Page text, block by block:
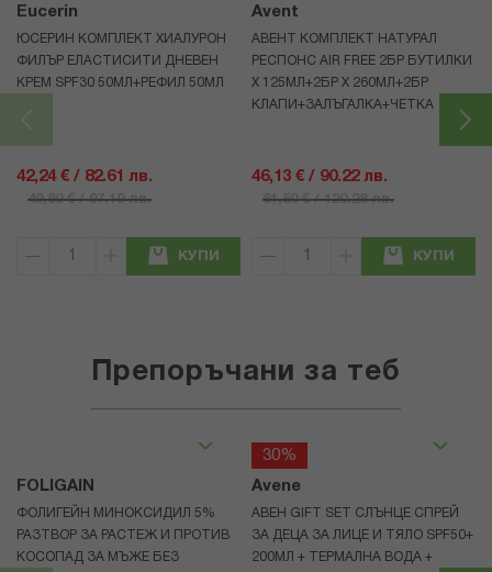
Eucerin
ЮСЕРИН КОМПЛЕКТ ХИАЛУРОН
ФИЛЪР ЕЛАСТИСИТИ ДНЕВЕН
КРЕМ SPF30 50МЛ+РЕФИЛ 50МЛ
42,24 € / 82.61 лв.
49,69 € / 97.19 лв.
КУПИ
Avent
АВЕНТ КОМПЛЕКТ НАТУРАЛ
РЕСПОНС AIR FREE 2БР БУТИЛКИ
Х 125МЛ+2БР Х 260МЛ+2БР
КЛАПИ+ЗАЛЪГАЛКА+ЧЕТКА
46,13 € / 90.22 лв.
61,50 € / 120.28 лв.
КУПИ
Препоръчани за теб
FOLIGAIN
ФОЛИГЕЙН МИНОКСИДИЛ 5%
РАЗТВОР ЗА РАСТЕЖ И ПРОТИВ
КОСОПАД ЗА МЪЖЕ БЕЗ
30%
Avene
АВЕН GIFT SET СЛЪНЦЕ СПРЕЙ
ЗА ДЕЦА ЗА ЛИЦЕ И ТЯЛО SPF50+
200МЛ + ТЕРМАЛНА ВОДА +